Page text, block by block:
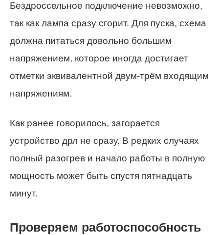
Бездроссельное подключение невозможно,
так как лампа сразу сгорит. Для пуска, схема
должна питаться довольно большим
напряжением, которое иногда достигает
отметки эквивалентной двум-трём входящим
напряжениям.
Как ранее говорилось, загорается
устройство дрл не сразу. В редких случаях
полный разогрев и начало работы в полную
мощность может быть спустя пятнадцать
минут.
Проверяем работоспособность